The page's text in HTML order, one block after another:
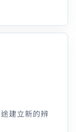
建立新的辨